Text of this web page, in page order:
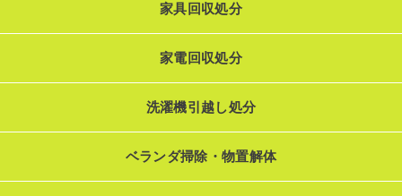
家具回収処分
家電回収処分
洗濯機引越し処分
ベランダ掃除・物置解体